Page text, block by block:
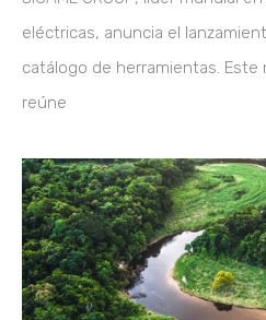
eléctricas, anuncia el
catálogo de herramientas.
reúne